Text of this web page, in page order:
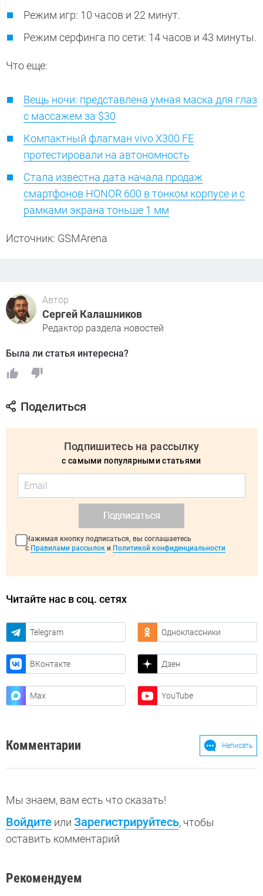
Режим игр: 10 часов и 22 минут.
Режим серфинга по сети: 14 часов и 43 минуты.
Что еще:
Вещь ночи: представлена умная маска для глаз
с массажем за $30
Компактный флагман vivo X300 FE
протестировали на автономность
Стала известна дата начала продаж
смартфонов HONOR 600 в тонком корпусе и с
рамками экрана тоньше 1 мм
Источник: GSMArena
Автор
Сергей Калашников
Редактор раздела новостей
Была ли статья интересна?
Поделиться
Подпишитесь на рассылку
с самыми популярными статьями
Подписаться
Нажимая кнопку подписаться, вы соглашаетесь
с Правилами рассылок и Политикой конфиденциальности
Читайте нас в соц. сетях
Telegram Одноклассники
ВКонтакте Дзен
Max YouTube
Комментарии Написать
Мы знаем, вам есть что сказать!
Войдите или Зарегистрируйтесь, чтобы
оставить комментарий
Рекомендуем